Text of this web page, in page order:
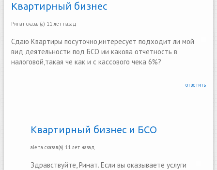
Квартирный бизнес
Ринат сказал(а) 11 лет назад
Сдаю Квартиры посуточно,интересует подходит ли мой
вид деятельности под БСО ии какова отчетность в
налоговой,такая че как и с кассового чека 6%?
ответить
Квартирный бизнес и БСО
alena сказал(а) 11 лет назад
Здравствуйте, Ринат. Если вы оказываете услуги